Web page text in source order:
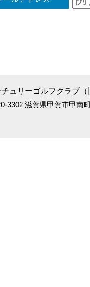
ュリーゴルフクラブ（
3302 滋賀県甲賀市甲